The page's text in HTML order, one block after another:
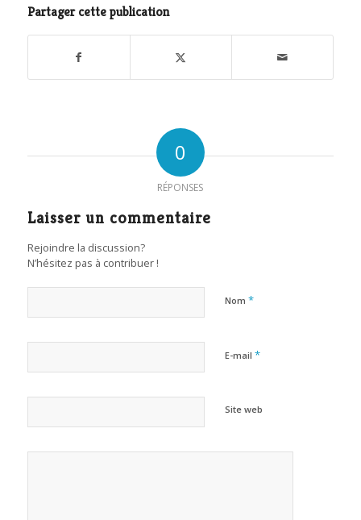
Partager cette publication
0
RÉPONSES
Laisser un commentaire
Rejoindre la discussion?
N’hésitez pas à contribuer !
Nom *
E-mail *
Site web